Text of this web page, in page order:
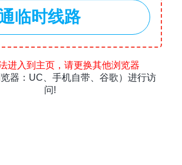
临时线路
进入到主页，请更换其他浏览器
器：UC、手机自带、谷歌）进行访
问!